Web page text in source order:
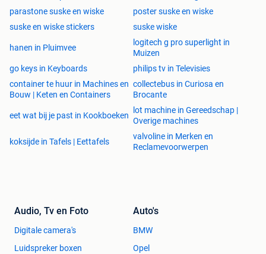
parastone suske en wiske
poster suske en wiske
suske en wiske stickers
suske wiske
hanen in Pluimvee
logitech g pro superlight in
Muizen
go keys in Keyboards
philips tv in Televisies
container te huur in Machines en
Bouw | Keten en Containers
collectebus in Curiosa en
Brocante
eet wat bij je past in Kookboeken
lot machine in Gereedschap |
Overige machines
koksijde in Tafels | Eettafels
valvoline in Merken en
Reclamevoorwerpen
Audio, Tv en Foto
Digitale camera's
Luidspreker boxen
Auto's
BMW
Opel